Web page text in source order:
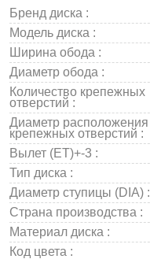
Бренд диска :
Модель диска :
Ширина обода :
Диаметр обода :
Количество крепежных
отверстий :
Диаметр расположения
крепежных отверстий :
Вылет (ET)+-3 :
Тип диска :
Диаметр ступицы (DIA) :
Страна производства :
Материал диска :
Код цвета :